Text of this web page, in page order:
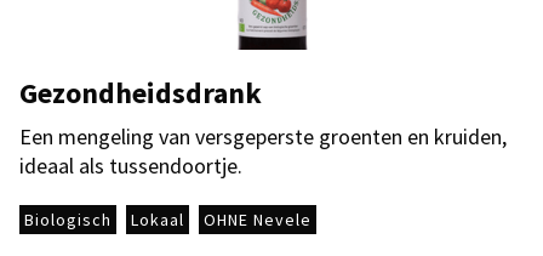
Gezondheidsdrank
Een mengeling van versgeperste groenten en kruiden,
ideaal als tussendoortje.
Biologisch Lokaal OHNE Nevele